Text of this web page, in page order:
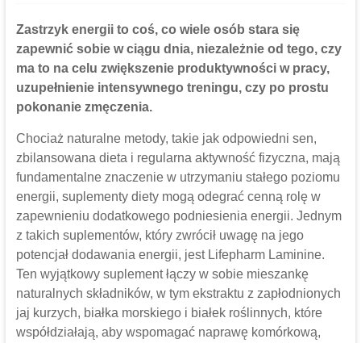
Zastrzyk energiito coś, co wiele osób stara się
zapewnić sobie w ciągu dnia, niezależnie od tego, czy
ma to na celu zwiększenie produktywności w pracy,
uzupełnienie intensywnego treningu, czy po prostu
pokonanie zmęczenia.
Chociaż naturalne metody, takie jak odpowiedni sen,
zbilansowana dieta i regularna aktywność fizyczna, mają
fundamentalne znaczenie w utrzymaniu stałego poziomu
energii, suplementy diety mogą odegrać cenną rolę w
zapewnieniu dodatkowego podniesienia energii. Jednym
z takich suplementów, który zwrócił uwagę na jego
potencjał dodawania energii, jest Lifepharm Laminine.
Ten wyjątkowy suplement łączy w sobie mieszankę
naturalnych składników, w tym ekstraktu z zapłodnionych
jaj kurzych, białka morskiego i białek roślinnych, które
współdziałają, aby wspomagać naprawę komórkową,